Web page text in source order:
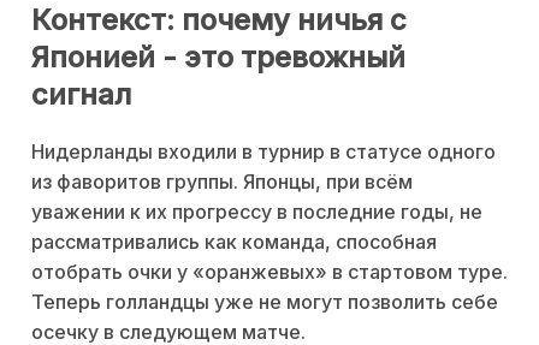
Контекст: почему ничья с
Японией - это тревожный
сигнал
Нидерланды входили в турнир в статусе одного
из фаворитов группы. Японцы, при всём
уважении к их прогрессу в последние годы, не
рассматривались как команда, способная
отобрать очки у «оранжевых» в стартовом туре.
Теперь голландцы уже не могут позволить себе
осечку в следующем матче.